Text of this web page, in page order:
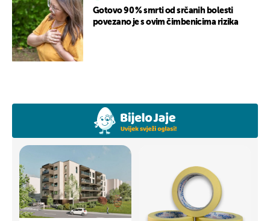
Gotovo 90 % smrti od srčanih bolesti
povezano je s ovim čimbenicima rizika